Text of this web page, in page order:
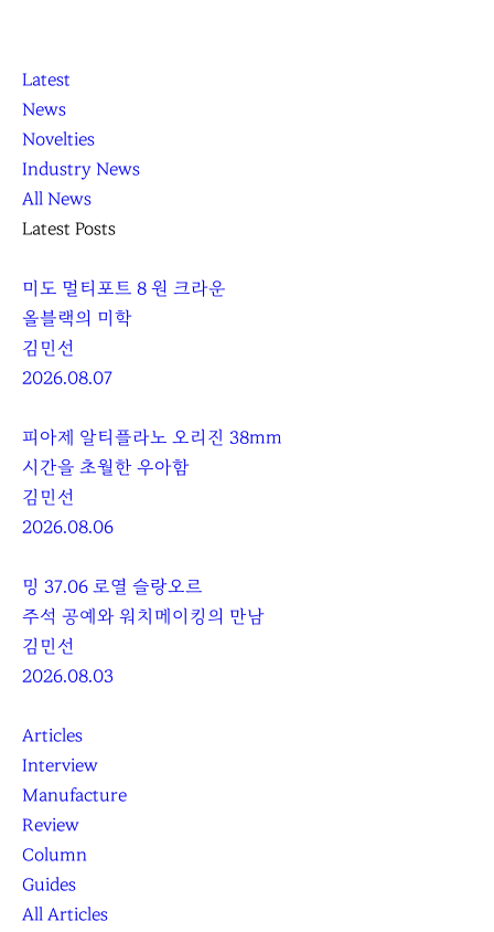
K
L
O
C
C
A
닫
기
K
L
O
C
C
A
Latest
News
Novelties
Industry News
All News
Latest Posts
미도 멀티포트 8 원 크라운
올블랙의 미학
김민선
2026.08.07
피아제 알티플라노 오리진 38mm
시간을 초월한 우아함
김민선
2026.08.06
밍 37.06 로열 슬랑오르
주석 공예와 워치메이킹의 만남
김민선
2026.08.03
Articles
Interview
Manufacture
Review
Column
Guides
All Articles